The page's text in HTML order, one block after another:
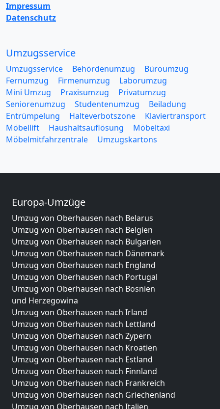
Impressum
Datenschutz
Umzugsservice
Umzugsservice Behördenumzug
Büroumzug
Fernumzug
Firmenumzug
Laborumzug
Mini Umzug
Praxisumzug
Privatumzug
Seniorenumzug
Studentenumzug
Beiladung
Entrümpelung
Halteverbotszone
Klaviertransport
Möbellift
Haushaltsauflösung
Möbeltaxi
Möbelmitfahrzentrale
Umzugskartons
Europa-Umzüge
Umzug von Oberhausen nach Belarus
Umzug von Oberhausen nach Belgien
Umzug von Oberhausen nach Bulgarien
Umzug von Oberhausen nach Dänemark
Umzug von Oberhausen nach England
Umzug von Oberhausen nach Portugal
Umzug von Oberhausen nach Bosnien
und Herzegowina
Umzug von Oberhausen nach Irland
Umzug von Oberhausen nach Lettland
Umzug von Oberhausen nach Zypern
Umzug von Oberhausen nach Kroatien
Umzug von Oberhausen nach Estland
Umzug von Oberhausen nach Finnland
Umzug von Oberhausen nach Frankreich
Umzug von Oberhausen nach Griechenland
Umzug von Oberhausen nach Italien